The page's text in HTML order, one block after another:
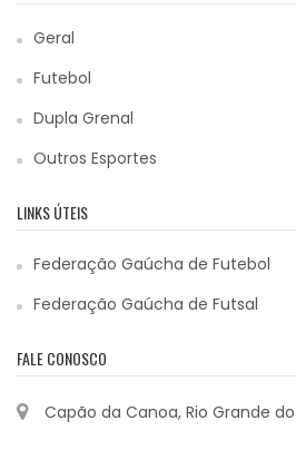
Geral
Futebol
Dupla Grenal
Outros Esportes
LINKS ÚTEIS
Federação Gaúcha de Futebol
Federação Gaúcha de Futsal
FALE CONOSCO
Capão da Canoa, Rio Grande do